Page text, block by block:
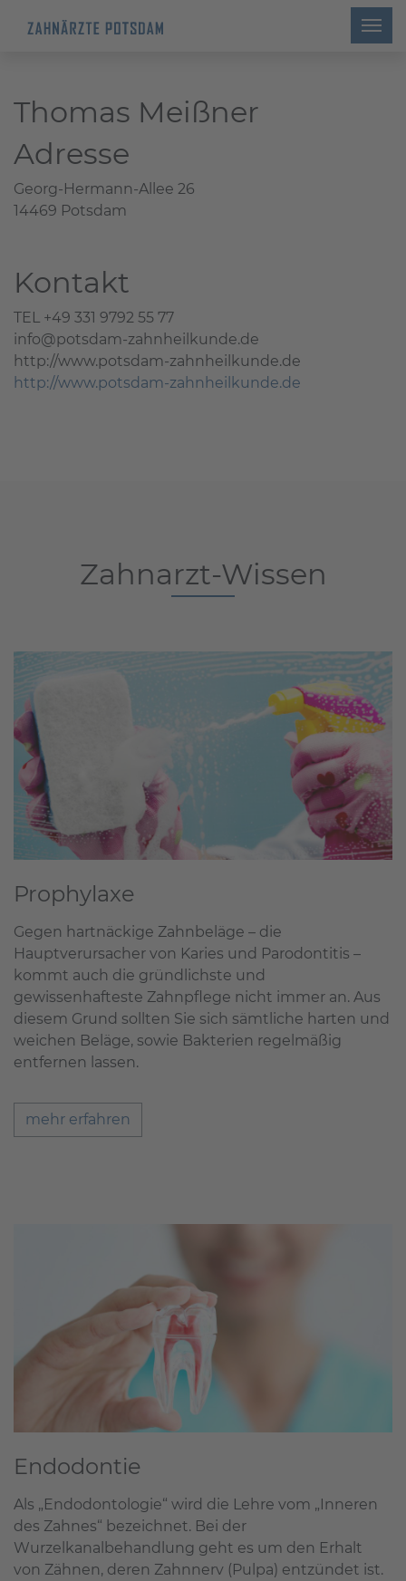
Thomas Meißner
Adresse
Georg-Hermann-Allee 26
14469 Potsdam
Kontakt
TEL +49 331 9792 55 77
info@potsdam-zahnheilkunde.de
http://www.potsdam-zahnheilkunde.de
http://www.potsdam-zahnheilkunde.de
Zahnarzt-Wissen
Prophylaxe
Gegen hartnäckige Zahnbeläge – die
Hauptverursacher von Karies und Parodontitis –
kommt auch die gründlichste und
gewissenhafteste Zahnpflege nicht immer an. Aus
diesem Grund sollten Sie sich sämtliche harten und
weichen Beläge, sowie Bakterien regelmäßig
entfernen lassen.
mehr erfahren
Endodontie
Als „Endodontologie“ wird die Lehre vom „Inneren
des Zahnes“ bezeichnet. Bei der
Wurzelkanalbehandlung geht es um den Erhalt
von Zähnen, deren Zahnnerv (Pulpa) entzündet ist.